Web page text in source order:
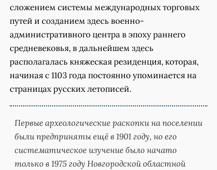
сложением системы международных торговых
путей и созданием здесь военно-
административного центра в эпоху раннего
средневековья, в дальнейшем здесь
располагалась княжеская резиденция, которая,
начиная с 1103 года постоянно упоминается на
страницах русских летописей.
Первые археологические раскопки на поселении
были предприняты ещё в 1901 году, но его
систематическое изучение было начато
только в 1975 году Новгородской областной